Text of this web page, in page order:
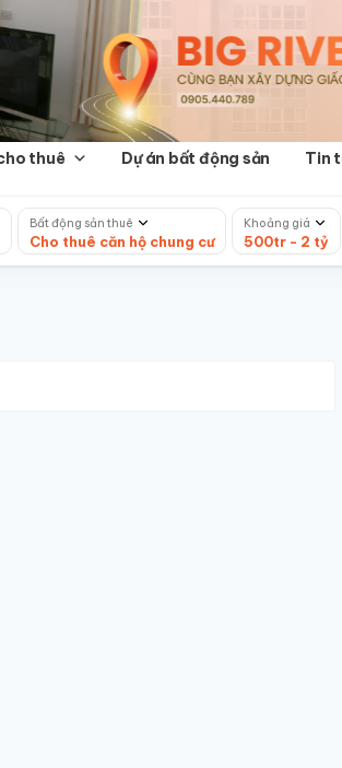
thuê Dự án bất động sản
Tin
Bất động sản thuê
Cho thuê căn hộ chung cư
Khoảng giá
500tr - 2 tỷ